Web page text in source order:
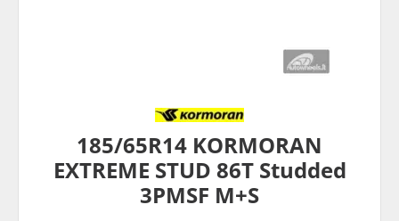
185/65R14 KORMORAN
EXTREME STUD 86T Studded
3PMSF M+S